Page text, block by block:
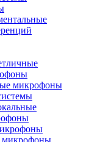
микрофоны
микрофоны